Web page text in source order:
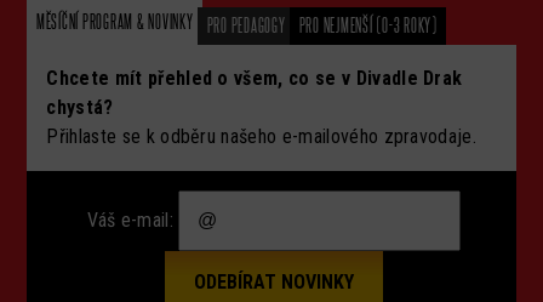
MĚSÍČNÍ PROGRAM & NOVINKY PRO PEDAGOGY PRO NEJMENŠÍ (0-3 ROKY)
Chcete mít přehled o všem, co se v Divadle Drak
chystá?
Přihlaste se k odběru našeho e-mailového zpravodaje.
Váš e-mail: